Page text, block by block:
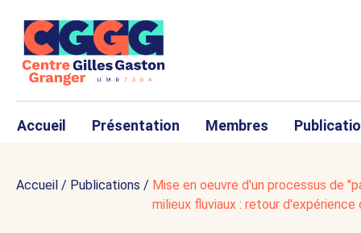
Accueil Présentation Membres
Accueil / Publications / Mise en oeuvre d'un processus de
milieux fluviaux : retour